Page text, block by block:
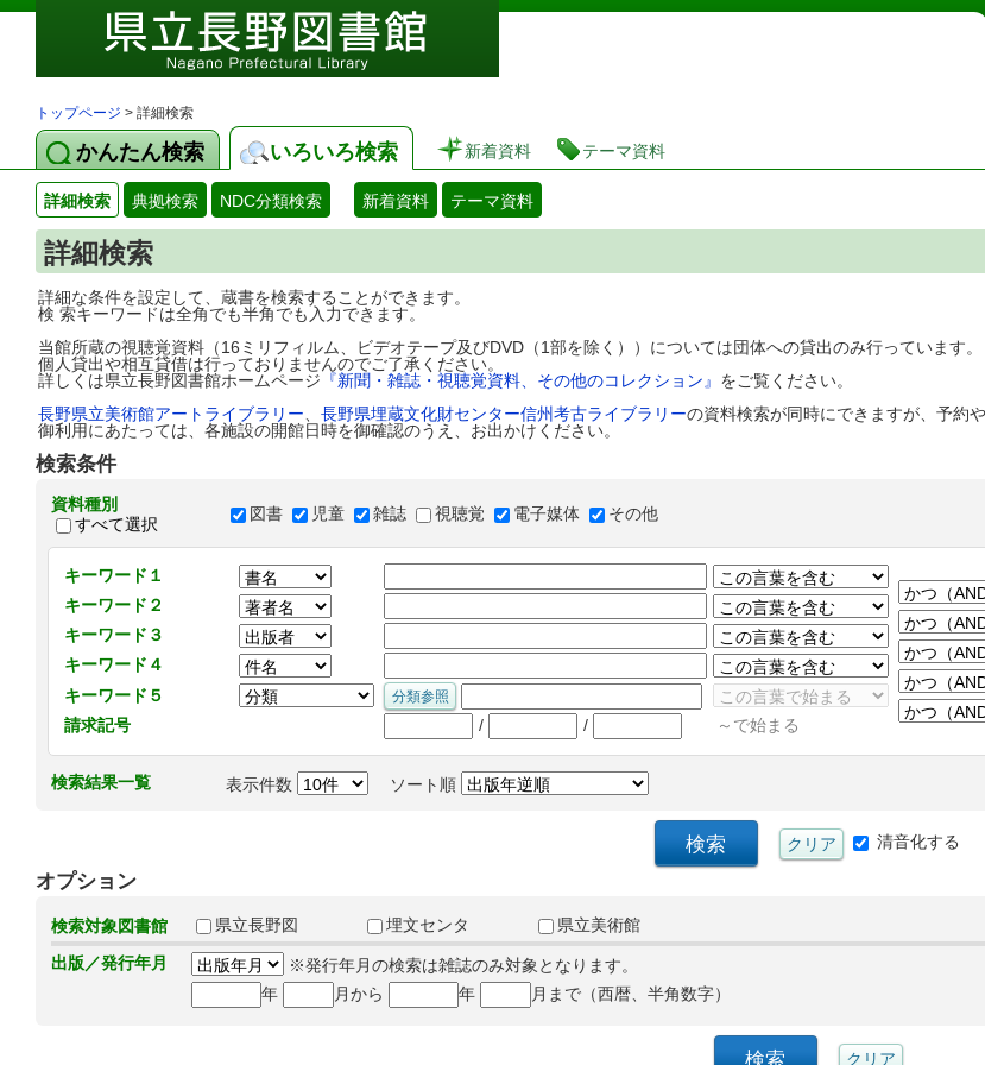
図書館 蔵書検索・予約システム
トップページ > 詳細検索
かんたん検索 いろいろ検索 新着資料 テーマ資料
詳細検索 典拠検索 NDC分類検索 新着資料 テーマ資料
詳細検索
詳細な条件を設定して、蔵書を検索することができます。
検 索キーワードは全角でも半角でも入力できます。
当館所蔵の視聴覚資料（16ミリフィルム、ビデオテープ及びDVD（1部を除く））については団体への貸出のみ行っています。
個人貸出や相互貸借は行っておりませんのでご了承ください。
詳しくは県立長野図書館ホームページ 『新聞・雑誌・視聴覚資料、その他のコレクション』 をご覧ください。
長野県立美術館アートライブラリー
長野県埋蔵文化財センター信州考古ライブラリーの資料検索が同時にできますが、予約
御利用にあたっては、各施設の開館日時を御確認のうえ、お出かけください。
検索条件
資料種別
すべて選択
図書 児童 雑誌 視聴覚 電子媒体 その他
キーワード１
キーワード２
キーワード３
キーワード４
キーワード５
請求記号
/ / ～で始まる
検索結果一覧 表示件数 ソート順
清音化する
オプション
検索対象図書館 県立長野図 埋文センタ
県立美術館
出版／発行年月
※発行年月の検索は雑誌のみ対象となります。
年
月から 年 月まで（西暦、半角数字）